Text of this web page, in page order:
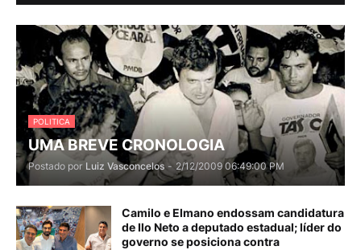
POLITICA
UMA BREVE CRONOLOGIA
Postado por Luiz Vasconcelos - 2/12/2009 06:49:00 PM
Camilo e Elmano endossam candidatura
de Ilo Neto a deputado estadual; líder do
governo se posiciona contra